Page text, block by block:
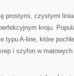
prostymi, czystymi
kroju.
typu A-line, które
i szyfon w